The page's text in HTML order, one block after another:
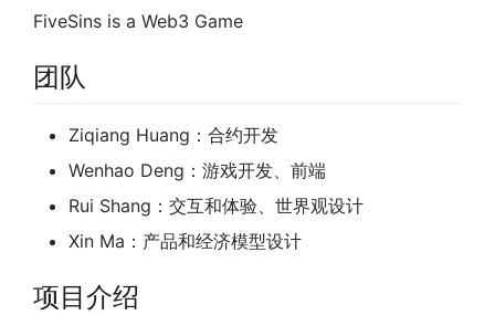
FiveSins is a Web3 Game
团队
Ziqiang Huang：合约开发
Wenhao Deng：游戏开发、前端
Rui Shang：交互和体验、世界观设计
Xin Ma：产品和经济模型设计
项目介绍